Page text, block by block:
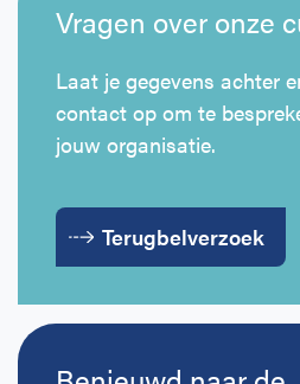
Vragen over onze
Laat je gegevens achter
contact op om te
jouw organisatie.
Terugbelverzoek